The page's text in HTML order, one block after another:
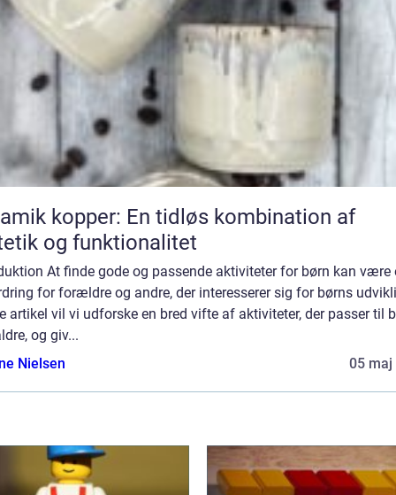
kopper: En tidløs kombination af
og funktionalitet
At finde gode og passende aktiviteter for børn kan være
for forældre og andre, der interesserer sig for børns
artikel vil vi udforske en bred vifte af aktiviteter, der passer til
og giv...
Nielsen
05 maj